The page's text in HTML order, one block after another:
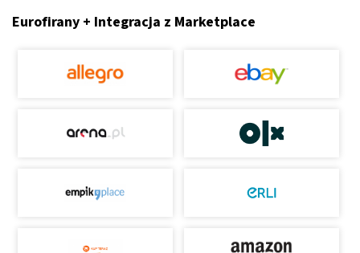
Eurofirany + Integracja z Marketplace